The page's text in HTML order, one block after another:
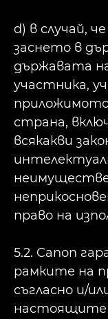
d) в случай,
заснето в
държавата
участника,
страна,
всякакви
право на
5.2. Canon
рамките на
съгласно и/
настоящите